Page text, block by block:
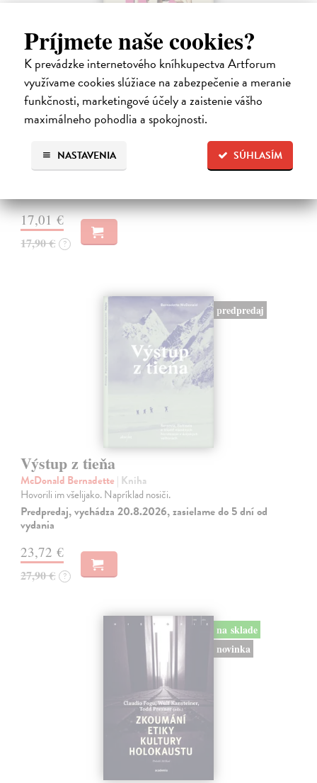
Príjmete naše cookies?
K prevádzke internetového kníhkupectva Artforum
využívame cookies slúžiace na zabezpečenie a meranie
funkčnosti, marketingové účely a zaistenie vášho
maximálneho pohodlia a spokojnosti.
SÚHLASÍM
NASTAVENIA
10 omylov, ktoré zmenili dejiny
Coulter Paul| Kniha
dejín. Kniha 10 omylov, ktoré zmenili dejiny prináša vtipný a
osviežujúci výber neúmyselných pochybení, ktorým sa to podarilo –
raz to bol…
17,01 €
17,90 € ?
predpredaj
Výstup z tieňa
McDonald Bernadette | Kniha
Hovorili im všelijako. Napríklad nosiči.
Predpredaj, vychádza 20.8.2026, zasielame do 5 dní od
vydania
23,72 €
27,90 € ?
na sklade
novinka